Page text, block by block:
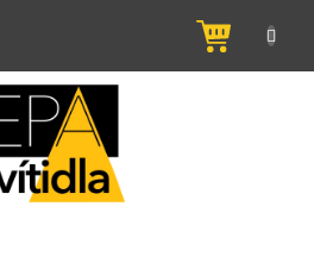
NÁKUPNÍ
KOŠÍK